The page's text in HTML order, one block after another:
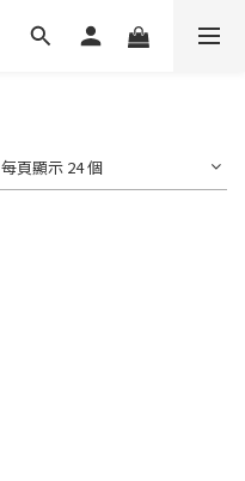
每頁顯示 24 個